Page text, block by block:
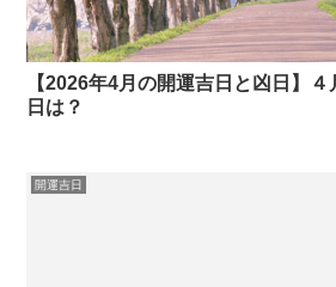
【2026年4月の開運吉日と凶日】
日は？
開運吉日